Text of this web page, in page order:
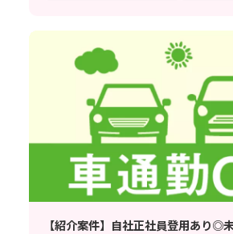
【紹介案件】自社正社員登用あり◎